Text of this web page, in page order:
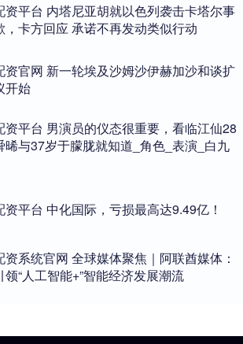
资平台 内塔尼亚胡就以色列袭击卡塔尔事
，卡方回应 承诺不再发动类似行动
资官网 新一轮埃及沙姆沙伊赫加沙和谈扩
开始
资平台 男演员的仪态很重要，看临江仙28
晞与37岁于朦胧就知道_角色_表演_白九
资平台 中化国际，亏损最高达9.49亿！
资系统官网 全球媒体聚焦｜阿联酋媒体：
领“人工智能+”智能经济发展潮流